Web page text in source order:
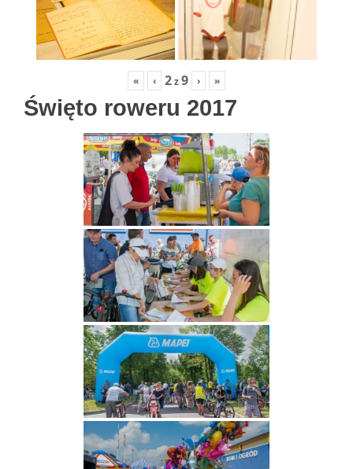
« ‹ 2z9 › »
Święto roweru 2017